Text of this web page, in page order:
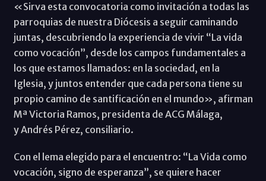
«Sirva esta convocatoria como invitación a todas las
parroquias de nuestra Diócesis a seguir caminando
juntas, descubriendo la experiencia de vivir “La vida
como vocación”, desde los campos fundamentales a
los que estamos llamados: en la sociedad, en la
Iglesia, y juntos entender que cada persona tiene su
propio camino de santificación en el mundo», afirman
Mª Victoria Ramos, presidenta de ACG Málaga,
y Andrés Pérez, consiliario.
Con el lema elegido para el encuentro: “La Vida como
vocación, signo de esperanza”, se quiere hacer